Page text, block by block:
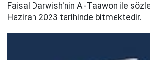
Faisal Darwish'nin Al-Taawon ile
Haziran 2023 tarihinde bitmektedir.